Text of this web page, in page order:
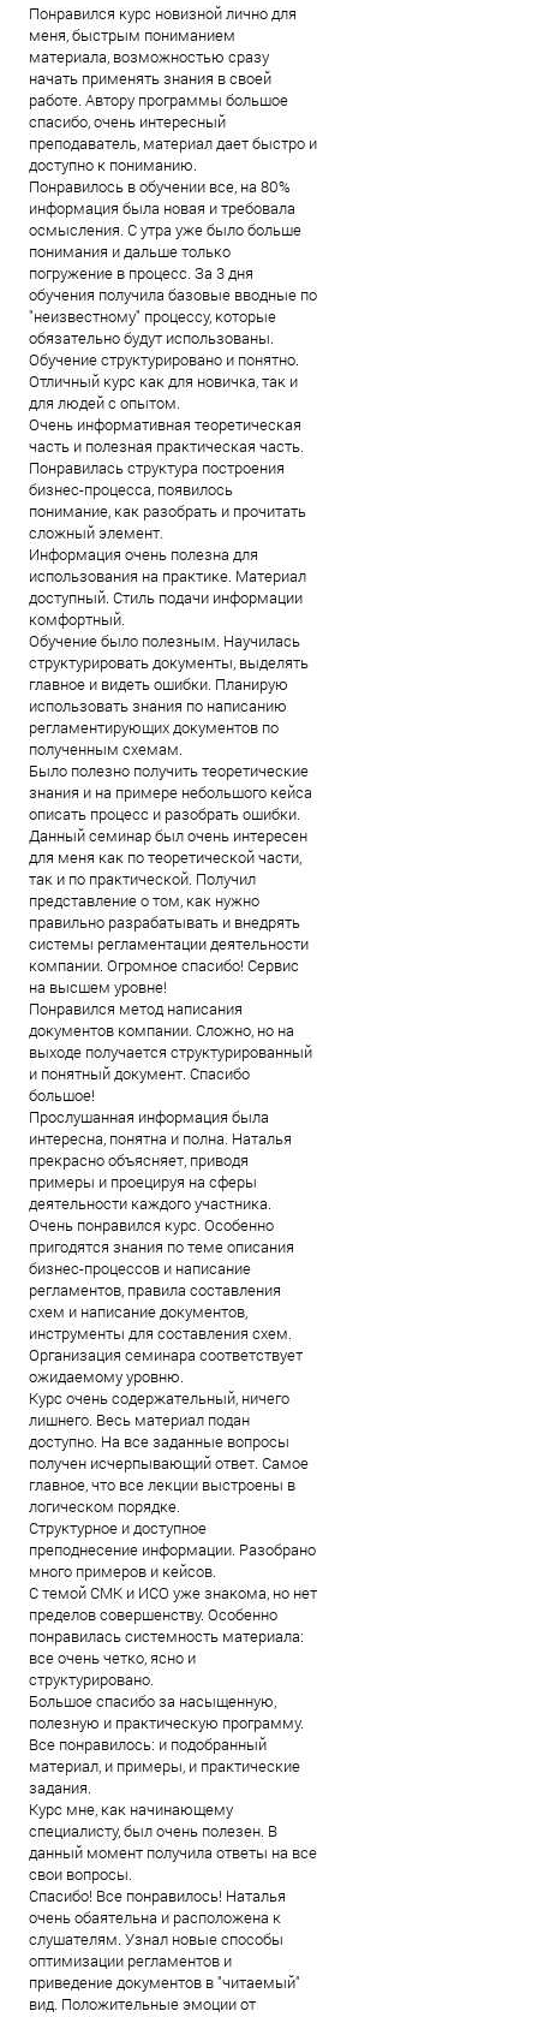
Понравился курс новизной лично для
меня, быстрым пониманием
материала, возможностью сразу
начать применять знания в своей
работе. Автору программы большое
спасибо, очень интересный
преподаватель, материал дает быстро и
доступно к пониманию.
Понравилось в обучении все, на 80%
информация была новая и требовала
осмысления. С утра уже было больше
понимания и дальше только
погружение в процесс. За 3 дня
обучения получила базовые вводные по
"неизвестному" процессу, которые
обязательно будут использованы.
Обучение структурировано и понятно.
Отличный курс как для новичка, так и
для людей с опытом.
Очень информативная теоретическая
часть и полезная практическая часть.
Понравилась структура построения
бизнес-процесса, появилось
понимание, как разобрать и прочитать
сложный элемент.
Информация очень полезна для
использования на практике. Материал
доступный. Стиль подачи информации
комфортный.
Обучение было полезным. Научилась
структурировать документы, выделять
главное и видеть ошибки. Планирую
использовать знания по написанию
регламентирующих документов по
полученным схемам.
Было полезно получить теоретические
знания и на примере небольшого кейса
описать процесс и разобрать ошибки.
Данный семинар был очень интересен
для меня как по теоретической части,
так и по практической. Получил
представление о том, как нужно
правильно разрабатывать и внедрять
системы регламентации деятельности
компании. Огромное спасибо! Сервис
на высшем уровне!
Понравился метод написания
документов компании. Сложно, но на
выходе получается структурированный
и понятный документ. Спасибо
большое!
Прослушанная информация была
интересна, понятна и полна. Наталья
прекрасно объясняет, приводя
примеры и проецируя на сферы
деятельности каждого участника.
Очень понравился курс. Особенно
пригодятся знания по теме описания
бизнес-процессов и написание
регламентов, правила составления
схем и написание документов,
инструменты для составления схем.
Организация семинара соответствует
ожидаемому уровню.
Курс очень содержательный, ничего
лишнего. Весь материал подан
доступно. На все заданные вопросы
получен исчерпывающий ответ. Самое
главное, что все лекции выстроены в
логическом порядке.
Структурное и доступное
преподнесение информации. Разобрано
много примеров и кейсов.
С темой СМК и ИСО уже знакома, но нет
пределов совершенству. Особенно
понравилась системность материала:
все очень четко, ясно и
структурировано.
Большое спасибо за насыщенную,
полезную и практическую программу.
Все понравилось: и подобранный
материал, и примеры, и практические
задания.
Курс мне, как начинающему
специалисту, был очень полезен. В
данный момент получила ответы на все
свои вопросы.
Спасибо! Все понравилось! Наталья
очень обаятельна и расположена к
слушателям. Узнал новые способы
оптимизации регламентов и
приведение документов в "читаемый"
вид. Положительные эмоции от